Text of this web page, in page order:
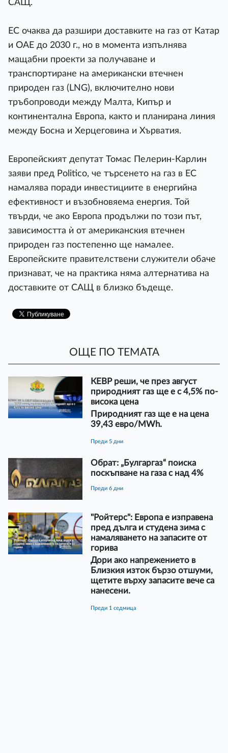
САЩ.
ЕС очаква да разшири доставките на газ от Катар
и ОАЕ до 2030 г., но в момента изпълнява
мащабни проекти за получаване и
транспортиране на американски втечнен
природен газ (LNG), включително нови
тръбопроводи между Малта, Кипър и
континентална Европа, както и планирана линия
между Босна и Херцеговина и Хърватия.
Европейският депутат Томас Пелерин-Карлин
заяви пред Politico, че търсенето на газ в ЕС
намалява поради инвестициите в енергийна
ефективност и възобновяема енергия. Той
твърди, че ако Европа продължи по този път,
зависимостта ѝ от американския втечнен
природен газ постепенно ще намалее.
Европейските правителствени служители обаче
признават, че на практика няма алтернатива на
доставките от САЩ в близко бъдеще.
ОЩЕ ПО ТЕМАТА
КЕВР реши, че през август
природният газ ще е с 4,5% по-
висока цена
Природният газ ще е на цена
39,43 евро/MWh.
преди 5 дни
Обрат: „Булгаргаз“ поиска
поскъпване на газа с над 4%
преди 6 дни
"Ройтерс": Европа е изправена
пред дълга и студена зима с
намаляването на запасите от
горива
Дори ако напрежението в
Близкия изток бързо отшуми,
щетите върху запасите вече са
нанесени.
преди 1 седмица